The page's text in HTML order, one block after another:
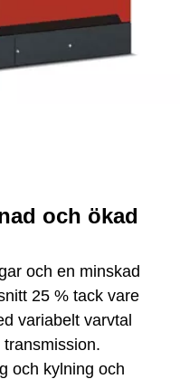
och ökad
och en minskad
25 % tack vare
variabelt varvtal
och kylning och